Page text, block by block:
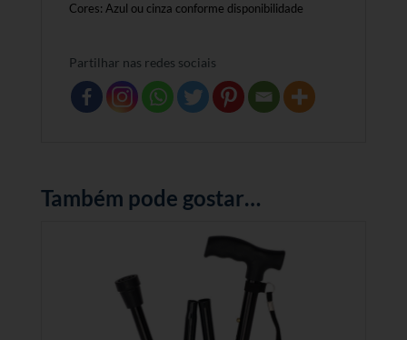
Cores: Azul ou cinza conforme disponibilidade
Partilhar nas redes sociais
Também pode gostar…